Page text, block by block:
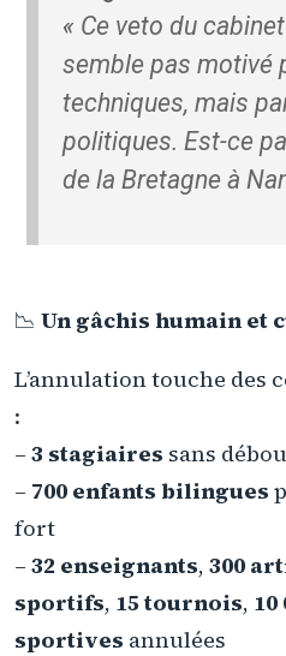
« Ce veto du
semble pas motivé
techniques, mais
politiques. Est-ce
de la Bretagne à
📉 Un gâchis humain et
L’annulation touche des
:
– 3 stagiaires sans
– 700 enfants bilingues
fort
– 32 enseignants, 300
sportifs, 15 tournois,
sportives annulées